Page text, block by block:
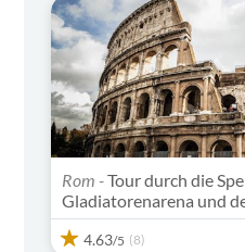
Rom -Tour durch die
Gladiatorenarena und
4.63/5 (8)